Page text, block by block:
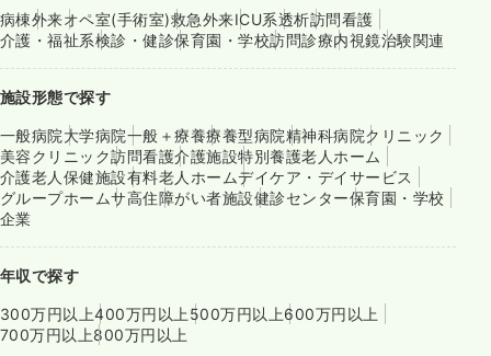
病棟外来オペ室(手術室)救急外来ICU系透析訪問看護
介護・福祉系検診・健診保育園・学校訪問診療内視鏡治験関連
施設形態で探す
一般病院大学病院一般＋療養療養型病院精神科病院クリニック
美容クリニック訪問看護介護施設特別養護老人ホーム
介護老人保健施設有料老人ホームデイケア・デイサービス
グループホームサ高住障がい者施設健診センター保育園・学校
企業
年収で探す
300万円以上400万円以上 500万円以上600万円以上
700万円以上800万円以上